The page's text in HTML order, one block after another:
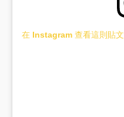
在 Instagram 查看這則貼文